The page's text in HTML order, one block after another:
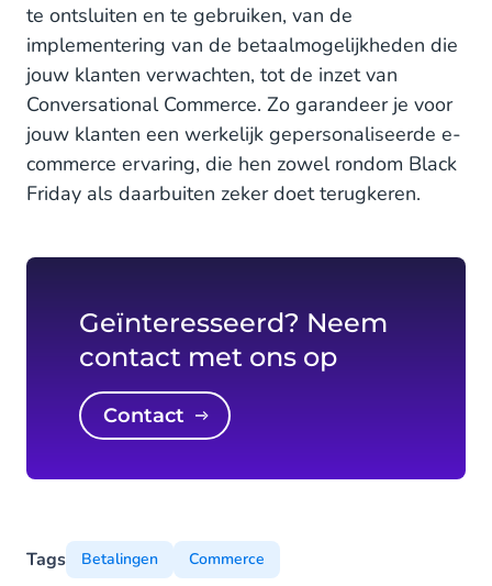
te ontsluiten en te gebruiken, van de
implementering van de betaalmogelijkheden die
jouw klanten verwachten, tot de inzet van
Conversational Commerce. Zo garandeer je voor
jouw klanten een werkelijk gepersonaliseerde e-
commerce ervaring, die hen zowel rondom Black
Friday als daarbuiten zeker doet terugkeren.
Geïnteresseerd? Neem
contact met ons op
Contact
Tags Betalingen Commerce